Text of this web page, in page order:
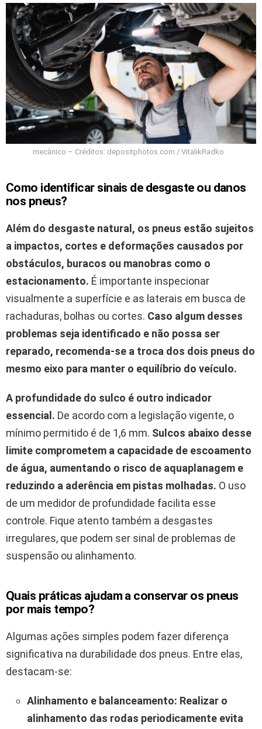
mecânico – Créditos: depositphotos.com / VitalikRadko
Como identificar sinais de desgaste ou danos
nos pneus?
Além do desgaste natural, os pneus estão sujeitos
a impactos, cortes e deformações causados por
obstáculos, buracos ou manobras como o
estacionamento. É importante inspecionar
visualmente a superfície e as laterais em busca de
rachaduras, bolhas ou cortes. Caso algum desses
problemas seja identificado e não possa ser
reparado, recomenda-se a troca dos dois pneus do
mesmo eixo para manter o equilíbrio do veículo.
A profundidade do sulco é outro indicador
essencial. De acordo com a legislação vigente, o
mínimo permitido é de 1,6 mm. Sulcos abaixo desse
limite comprometem a capacidade de escoamento
de água, aumentando o risco de aquaplanagem e
reduzindo a aderência em pistas molhadas. O uso
de um medidor de profundidade facilita esse
controle. Fique atento também a desgastes
irregulares, que podem ser sinal de problemas de
suspensão ou alinhamento.
Quais práticas ajudam a conservar os pneus
por mais tempo?
Algumas ações simples podem fazer diferença
significativa na durabilidade dos pneus. Entre elas,
destacam-se:
Alinhamento e balanceamento: Realizar o
alinhamento das rodas periodicamente evita